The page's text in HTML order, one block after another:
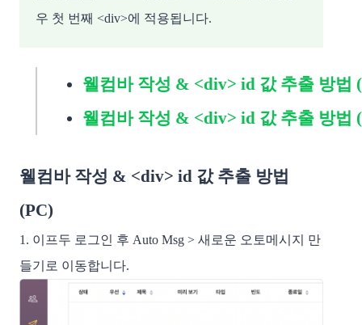
우 첫 번째 <div>에 적용됩니다.
웰컴바 작성 & <div> id 값 추출 방법
웰컴바 작성 & <div> id 값 추출 방법
웰컴바 작성 & <div> id 값 추출 방법
(PC)
1. 이프두 로그인 후 Auto Msg > 새로운 오토메시지 만
들기로 이동합니다.